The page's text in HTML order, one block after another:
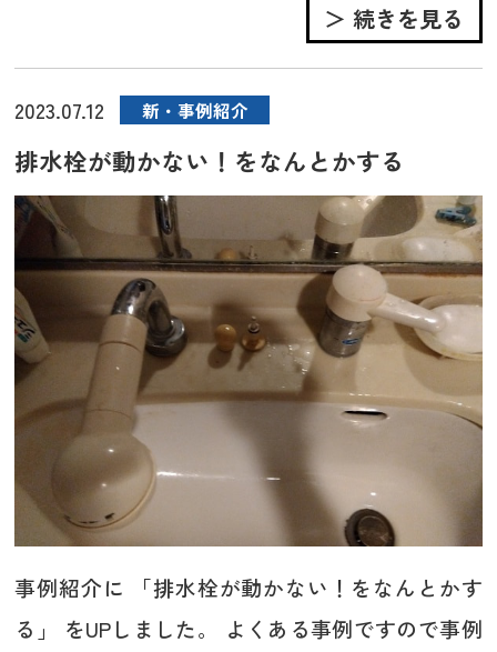
＞ 続きを見る
2023.07.12 新・事例紹介
排水栓が動かない！をなんとかする
事例紹介に 「排水栓が動かない！をなんとかす
る」 をUPしました。 よくある事例ですので事例